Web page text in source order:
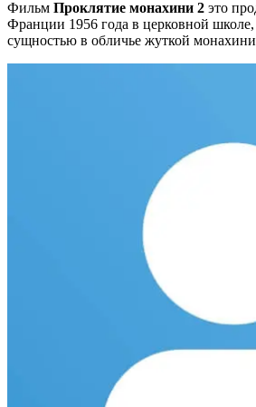
Фильм Проклятие монахини 2 это
Франции 1956 года в церковной школе,
сущностью в обличье жуткой